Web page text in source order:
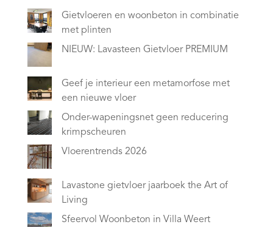
Gietvloeren en woonbeton in combinatie
met plinten
NIEUW: Lavasteen Gietvloer PREMIUM
Geef je interieur een metamorfose met
een nieuwe vloer
Onder-wapeningsnet geen reducering
krimpscheuren
Vloerentrends 2026
Lavastone gietvloer jaarboek the Art of
Living
Sfeervol Woonbeton in Villa Weert